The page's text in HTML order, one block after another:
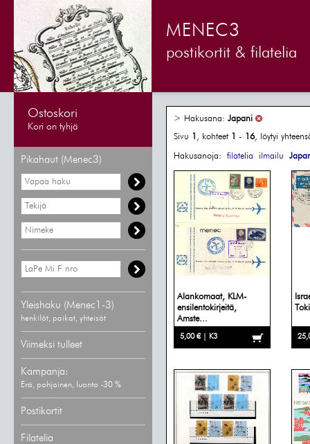
MENEC3
postikortit & filatelia
Ostoskori
Kori on tyhjä
Pikahaut (Menec3)
Yleishaku (Menec1-3)
henkilöt, paikat, yhteisöt
Viimeksi tulleet
Kampanja:
Erä, pohjoinen, luonto -30 %
Postikortit
Filatelia
> Hakusana: Japani
Sivu 1 , kohteet 1 - 16, löytyi
Hakusanoja: filatelia ilmailu
Alankomaat, KLM-
ensilentokirjeitä,
Amste...
5,00 € | K3